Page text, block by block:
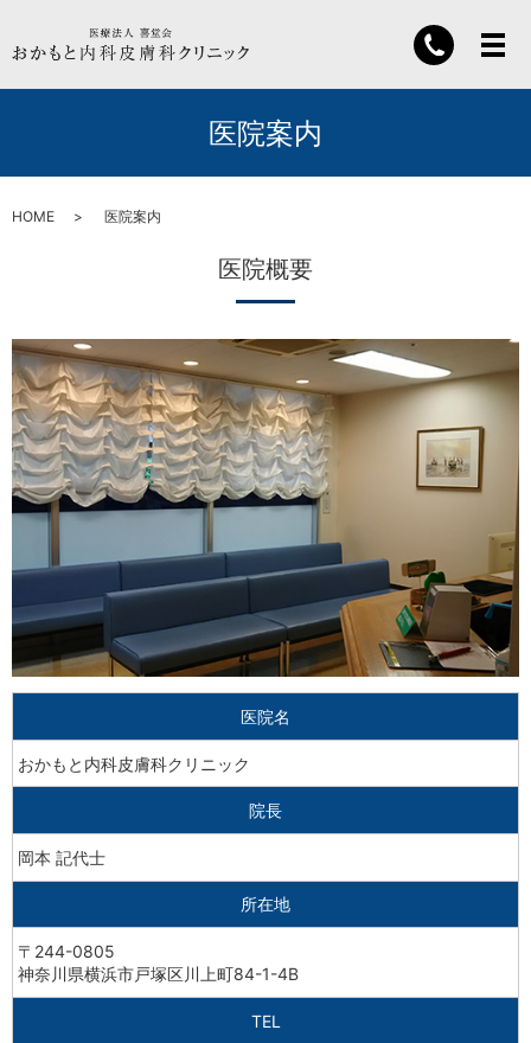
医院案内
HOME 医院案内
医院概要
医院名
おかもと内科皮膚科クリニック
院長
岡本 記代士
所在地
〒244-0805
神奈川県横浜市戸塚区川上町84-1-4B
TEL